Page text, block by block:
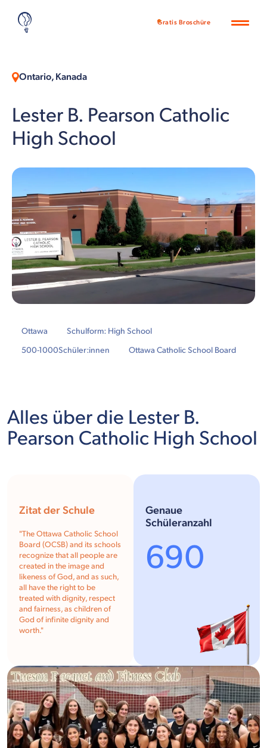
Gratis Broschüre
Ontario, Kanada
Lester B. Pearson Catholic
High School
Ottawa
Schulform: High School
500-1000Schüler:innen Ottawa Catholic School Board
Alles über die Lester B.
Pearson Catholic High School
Zitat der Schule
"The Ottawa Catholic School
Board (OCSB) and its schools
recognize that all people are
created in the image and
likeness of God, and as such,
all have the right to be
treated with dignity, respect
and fairness, as children of
God of infinite dignity and
worth."
Genaue
Schüleranzahl
690